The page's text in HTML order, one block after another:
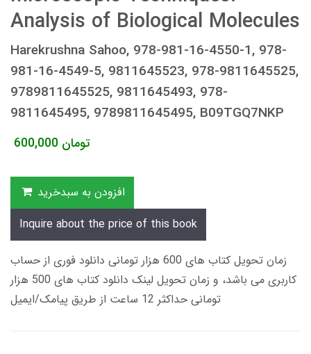
Analysis of Biological Molecules
Harekrushna Sahoo, 978-981-16-4550-1, 978-
981-16-4549-5, 9811645523, 978-9811645525,
9789811645525, 9811645493, 978-
9811645495, 9789811645495, B09TGQ7NKP
600,000 تومان
افزودن به سبدخرید
Inquire about the price of this book
زمان تحویل کتاب های 600 هزار تومانی دانلود فوری از حساب
کاربری می باشد، و زمان تحویل لینک دانلود کتاب های 500 هزار
تومانی حداکثر 12 ساعت از طریق پیامک/ایمیل